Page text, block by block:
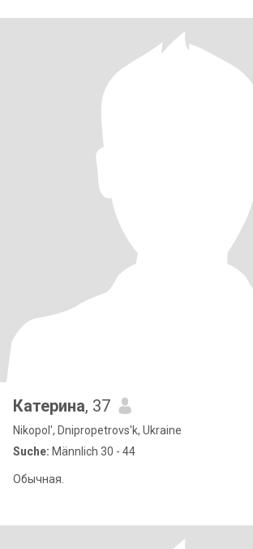
Катерина, 37
Nikopol', Dnipropetrovs'k, Ukraine
Suche: Männlich 30 - 44
Обычная.